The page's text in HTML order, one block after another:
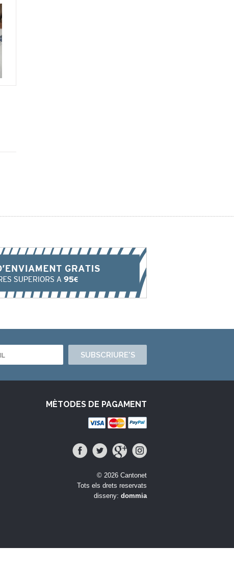
SUBSCRIURE'S
MÈTODES DE PAGAMENT
© 2026 Cantonet
Tots els drets reservats
disseny: dommia